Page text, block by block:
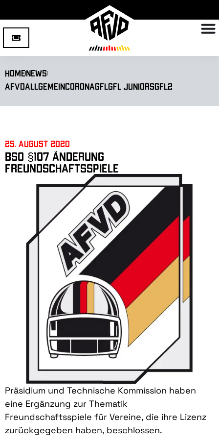
HomeNews
AFVDAllgemeinCoronaGFLGFL JuniorsGFL2
25. August 2020
BSO §107 Änderung
Freundschaftsspiele
Präsidium und Technische Kommission haben
eine Ergänzung zur Thematik
Freundschaftsspiele für Vereine, die ihre Lizenz
zurückgegeben haben, beschlossen.